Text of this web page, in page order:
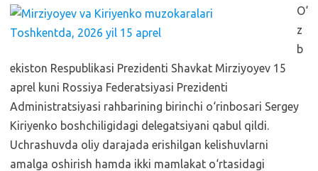
O‘
z
b
ekiston Respublikasi Prezidenti Shavkat Mirziyoyev 15
aprel kuni Rossiya Federatsiyasi Prezidenti
Administratsiyasi rahbarining birinchi o‘rinbosari Sergey
Kiriyenko boshchiligidagi delegatsiyani qabul qildi.
Uchrashuvda oliy darajada erishilgan kelishuvlarni
amalga oshirish hamda ikki mamlakat o‘rtasidagi